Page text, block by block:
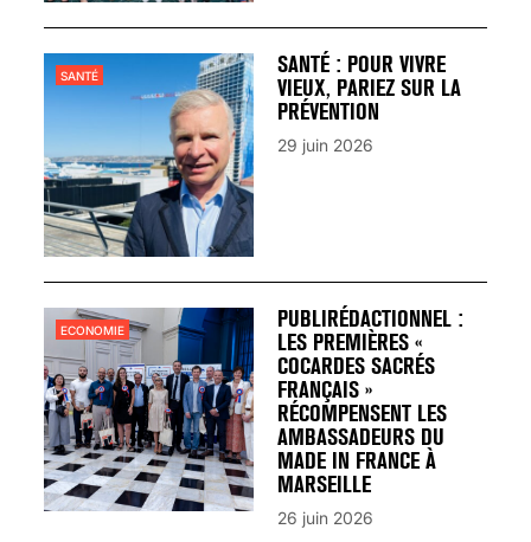
SANTÉ : POUR VIVRE
VIEUX, PARIEZ SUR LA
PRÉVENTION
SANTÉ
29 juin 2026
PUBLIRÉDACTIONNEL :
LES PREMIÈRES «
COCARDES SACRÉS
FRANÇAIS »
RÉCOMPENSENT LES
AMBASSADEURS DU
MADE IN FRANCE À
MARSEILLE
ECONOMIE
26 juin 2026
30 mai 2023
SCANNER, IRM, RADIO,
POUR TOUTES LES